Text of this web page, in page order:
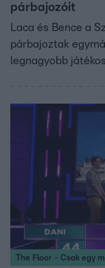
párbajozóit
Laca és Bence a
párbajoztak
legnagyobb
The Floor - Csak egy